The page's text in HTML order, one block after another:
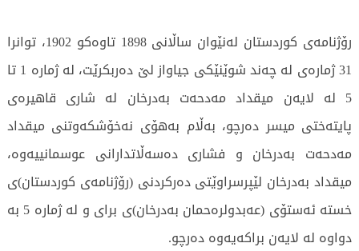
رۆژنامەی كوردستان لەنێوان ساڵانی 1898 تاوەکو 1902، توانرا
31 ژمارەی لە چەند شوێنێكی جیاواز لێ دەربکرێت، لە ژمارە 1 تا
5 لە لایەن میقداد مەدحەت بەدرخان لە شاری قاهیرەی
پایتەختی میسر دەرچو، بەڵام بەهۆی نەخۆشكەوتنی میقداد
مەدحەت بەدرخان و فشاری دەسەڵاتدارانی عوسمانییەوە،
میقداد بەدرخان لێپرسراوێتی دەركردنی (رۆژنامەی كوردستان)ی
خستە ئەستۆی (عەبدولرەحمان بەدرخان)ی برای و لە ژمارە 5 بە
دواوە لە لایەن براكەیەوە دەرچو.